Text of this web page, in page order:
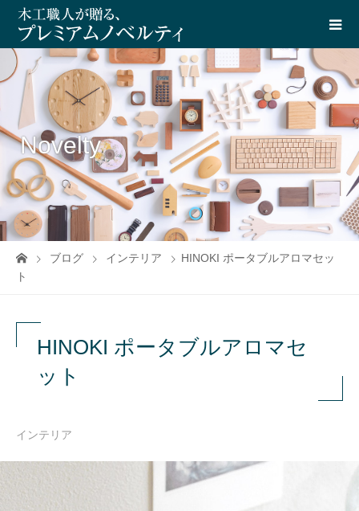
Novelty
ブログ インテリア
HINOKI ポータブルアロマセッ
ト
HINOKI ポータブルアロマセ
ット
インテリア